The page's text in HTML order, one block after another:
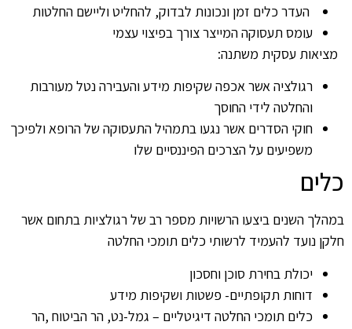
העדר כלים זמן ונכונות לבדוק, להחליט וליישם החלטות
עומס תעסוקה המייצר צורך בפיצוי עצמי
מציאות עסקית משתנה:
רגולציה אשר אכפה שקיפות מידע והעבירה נטל מעורבות
והחלטה לידי החוסך
חוקי הסדרים אשר נגעו בתמהיל התעסוקה של הרופא ולפיכך
משפיעים על הצרכים הפיננסיים שלו
כלים
במהלך השנים ביצעו הרשויות מספר רב של רגולציות בתחום אשר
חלקן נועד להעמיד לרשותי כלים תומכי החלטה
יכולת בחירת סוכן וחסכון
דוחות תקופתיים- פשטות ושקיפות מידע
כלים תומכי החלטה דיגיטליים – גמל-נט, הר הביטוח ,הר